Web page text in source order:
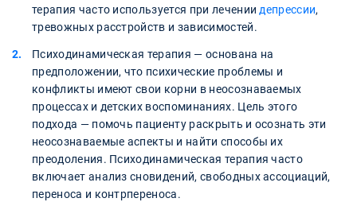
терапия часто используется при лечениидепрессии,
тревожных расстройств и зависимостей.
Психодинамическая терапия — основана на
предположении, что психические проблемы и
конфликты имеют свои корни в неосознаваемых
процессах и детских воспоминаниях. Цель этого
подхода — помочь пациенту раскрыть и осознать эти
неосознаваемые аспекты и найти способы их
преодоления. Психодинамическая терапия часто
включает анализ сновидений, свободных ассоциаций,
переноса и контрпереноса.